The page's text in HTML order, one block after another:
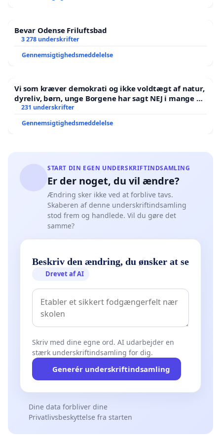
Bevar Odense Friluftsbad
3 278 underskrifter
Gennemsigtighedsmeddelelse
Vi som kræver demokrati og ikke voldtægt af natur,
dyreliv, børn, unge Borgene har sagt NEJ i mange år.
Der er
231 underskrifter
Gennemsigtighedsmeddelelse
START DIN EGEN UNDERSKRIFTINDSAMLING
Er der noget, du vil ændre?
Ændring sker ikke ved at forblive tavs.
Skaberen af denne underskriftindsamling
stod frem og handlede. Vil du gøre det
samme?
Beskriv den ændring, du ønsker at se
Drevet af AI
Skriv med dine egne ord. AI udarbejder en
stærk underskriftindsamling for dig.
Generér underskriftindsamling
Dine data forbliver dine
Privatlivsbeskyttelse fra starten